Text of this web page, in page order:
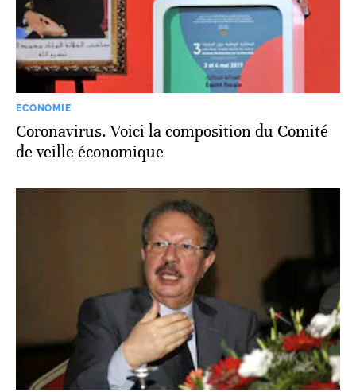
ECONOMIE
Coronavirus. Voici la composition du Comité
de veille économique